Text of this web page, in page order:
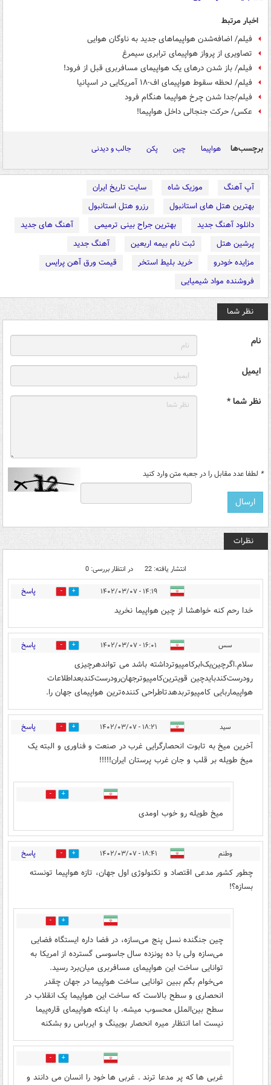
اخبار مرتبط
فیلم/ اضافه‌شدن هواپیماهای جدید به ناوگان هوایی
تصاویری از پرواز هواپیمای ترابری سیمرغ
فیلم/ باز شدن درهای یک هواپیمای مسافربری قبل از فرود!
فیلم/ لحظه سقوط هواپیمای اف-۱۸ آمریکایی در اسپانیا
فیلم/جدا شدن چرخ هواپیما هنگام فرود
عکس/ حرکت جنجالی داخل هواپیما!
برچسب‌ها هواپیما چین پکن جالب و دیدنی
آپ آهنگ موزیک شاه
سایت تاریخ ایران
بهترین هتل های استانبول
رزرو هتل استانبول
دانلود آهنگ جدید
بهترین جراح بینی ترمیمی
آهنگ های جدید
پرشین هتل
ثبت نام بیمه اربعین
آهنگ جدید
مزایده خودرو
خرید بلیط استخر
قیمت ورق آهن پرایس
فروشنده مواد شیمیایی
نظر شما
نام
ایمیل
نظر شما *
* لطفا عدد مقابل را در جعبه متن وارد کنید
نظرات
انتشار یافته: 22 در انتظار بررسی: 0
۱۴:۱۹ - ۱۴۰۲/۰۳/۰۷ 0 پاسخ
خدا رحم كنه خواهشا از چين هواپيما نخريد
سس ۱۶:۰۱ - ۱۴۰۲/۰۳/۰۷ 0 پاسخ
سلام.اگرچین‌یک‌ابرکامپیوترداشته باشد می تواندهرچیزی
رودرست‌کندبایدچین قویترین‌کامپیوترجهان‌رودرست‌کندبعداطلاعات
هواپیماربایی کامپیوتربدهدتاطراحی کننده‌ترین هواپیمای جهان را.
سید ۱۸:۲۱ - ۱۴۰۲/۰۳/۰۷ 32 پاسخ
آخرین میخ به تابوت انحصارگرایی غرب در صنعت و فناوری و البته یک
میخ طویله بر قلب و جان غرب پرستان ایران!!!!!
10
میخ طویله رو خوب اومدی
وطنم ۱۸:۴۱ - ۱۴۰۲/۰۳/۰۷ 10 پاسخ
چطور کشور مدعی اقتصاد و تکنولوژی اول جهان، تازه هواپیما تونسته
بسازه؟!
0
چین جنگنده نسل پنج می‌سازه، در فضا داره ایستگاه فضایی
می‌سازه ولی با ده پونزده سال جاسوسی گسترده از امریکا به
توانایی ساخت این هواپیمای مسافربری میان‌برد رسید.
می‌خوام بگم ببین توانایی ساخت هواپیما در جهان چقدر
انحصاری و سطح بالاست که ساخت این هواپیما یک انقلاب در
سطح بین‌الملل محسوب میشه. با اینکه هواپیمای قاره‌پیما
نیست اما انتظار میره انحصار بویینگ و ایرباس رو بشکنه
0
غربی ها که پر مدعا ترند . غربی ها خود را انسان می دانند و